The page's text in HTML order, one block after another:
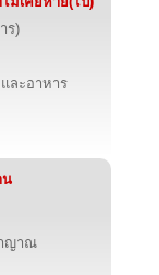
ร)
ละอาหาร
น
ญาณ